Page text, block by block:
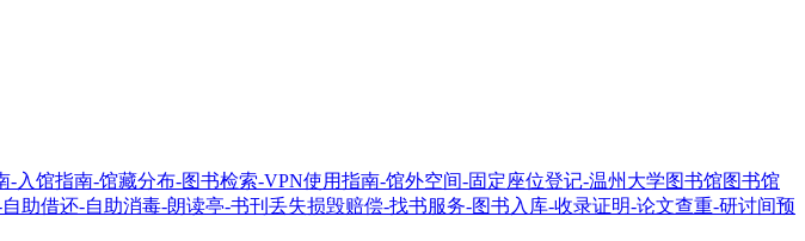
-入馆指南-馆藏分布-图书检索-VPN使用指南-馆外空间-固定座位登记-温州大学图书馆图书馆
助借还-自助消毒-朗读亭-书刊丢失损毁赔偿-找书服务-图书入库-收录证明-论文查重-研讨间预